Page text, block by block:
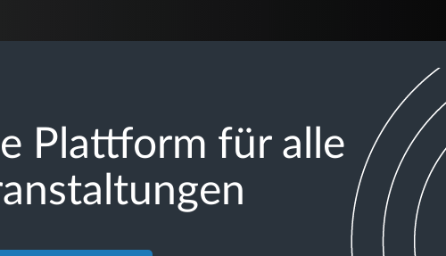
Plattform für alle